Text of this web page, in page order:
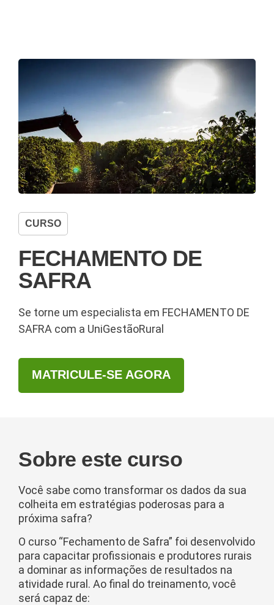
CURSO
FECHAMENTO DE
SAFRA
Se torne um especialista em FECHAMENTO DE
SAFRA com a UniGestãoRural
MATRICULE-SE AGORA
Sobre este curso
Você sabe como transformar os dados da sua
colheita em estratégias poderosas para a
próxima safra?
O curso “Fechamento de Safra” foi desenvolvido
para capacitar profissionais e produtores rurais
a dominar as informações de resultados na
atividade rural. Ao final do treinamento, você
será capaz de: